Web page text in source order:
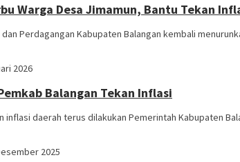
Warga Desa Jimamun, Bantu Tekan
Perdagangan Kabupaten Balangan kembali
2026
Balangan Tekan Inflasi
inflasi daerah terus dilakukan Pemerintah Kabupaten
2025